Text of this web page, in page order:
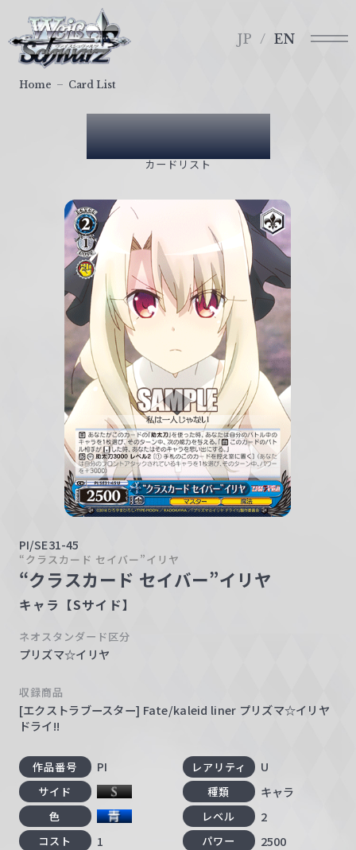
ァ
イ
JP EN
Card List
カードリスト
Home Card List
PI/SE31-45
“クラスカード セイバー”イリヤ
“クラスカード セイバー”イリヤ
キャラ【Sサイド】
ネオスタンダード区分
プリズマ☆イリヤ
収録商品
[エクストラブースター] Fate/kaleid liner プリズマ☆イリヤ
ドライ!!
作品番号 PI レアリティ U
サイド 種類 キャラ
色 レベル 2
コスト 1 パワー 2500